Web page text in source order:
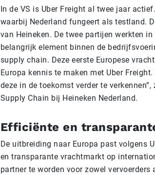
In de VS is Uber Freight al twee jaar
waarbij Nederland fungeert als testland.
van Heineken. De twee partijen werkten
belangrijk element binnen de
supply chain. Deze eerste Europese
Europa kennis te maken met Uber
deze in de toekomst verder te
Supply Chain bij Heineken Nederland.
Efficiënte en
De uitbreiding naar Europa past volgens
en transparante vrachtmarkt op
partner te worden voor zowel vervoerders